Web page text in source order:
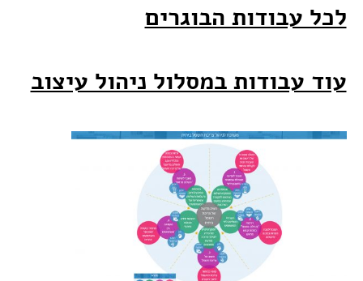
לכל עבודות הבוגרים
עוד עבודות במסלול ניהול עיצוב